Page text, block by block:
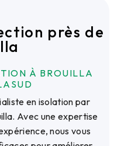
près de
À BROUILLA
en isolation par
Avec une expertise
nous vous